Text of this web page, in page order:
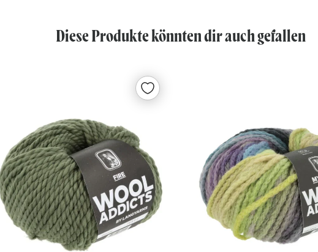
Diese Produkte könnten dir auch gefallen